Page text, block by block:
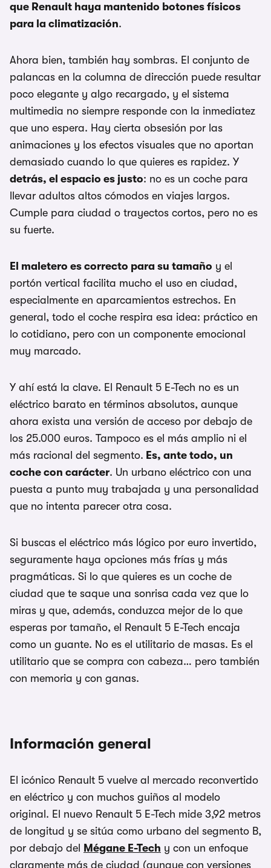
que Renault haya mantenido botones físicos
para la climatización.
Ahora bien, también hay sombras. El conjunto de
palancas en la columna de dirección puede resultar
poco elegante y algo recargado, y el sistema
multimedia no siempre responde con la inmediatez
que uno espera. Hay cierta obsesión por las
animaciones y los efectos visuales que no aportan
demasiado cuando lo que quieres es rapidez. Y
detrás, el espacio es justo: no es un coche para
llevar adultos altos cómodos en viajes largos.
Cumple para ciudad o trayectos cortos, pero no es
su fuerte.
El maletero es correcto para su tamaño y el
portón vertical facilita mucho el uso en ciudad,
especialmente en aparcamientos estrechos. En
general, todo el coche respira esa idea: práctico en
lo cotidiano, pero con un componente emocional
muy marcado.
Y ahí está la clave. El Renault 5 E-Tech no es un
eléctrico barato en términos absolutos, aunque
ahora exista una versión de acceso por debajo de
los 25.000 euros. Tampoco es el más amplio ni el
más racional del segmento. Es, ante todo, un
coche con carácter. Un urbano eléctrico con una
puesta a punto muy trabajada y una personalidad
que no intenta parecer otra cosa.
Si buscas el eléctrico más lógico por euro invertido,
seguramente haya opciones más frías y más
pragmáticas. Si lo que quieres es un coche de
ciudad que te saque una sonrisa cada vez que lo
miras y que, además, conduzca mejor de lo que
esperas por tamaño, el Renault 5 E-Tech encaja
como un guante. No es el utilitario de masas. Es el
utilitario que se compra con cabeza… pero también
con memoria y con ganas.
Información general
El icónico Renault 5 vuelve al mercado reconvertido
en eléctrico y con muchos guiños al modelo
original. El nuevo Renault 5 E-Tech mide 3,92 metros
de longitud y se sitúa como urbano del segmento B,
por debajo del
Mégane E-Tech y con un enfoque
claramente más de ciudad (aunque con versiones